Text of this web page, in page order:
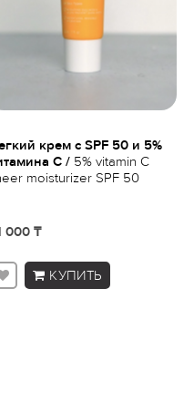
крем с SPF 50 и 5%
С / 5% vitamin C
moisturizer SPF 50
000 ₸
КУПИТЬ